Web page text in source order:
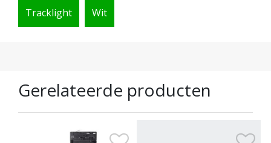
Tracklight Wit
Gerelateerde producten